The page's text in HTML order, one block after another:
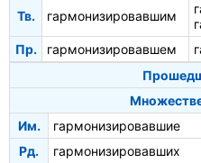
Тв. гармонизировавшим
Пр. гармонизировавшем
Им.
гармонизировавшие
Рд.
гармонизировавших